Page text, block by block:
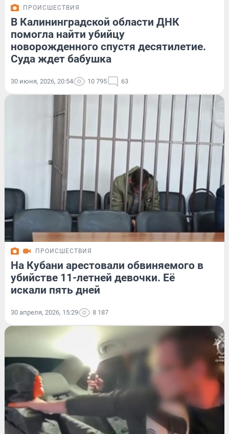
ПРОИСШЕСТВИЯ
В Калининградской области ДНК
помогла найти убийцу
новорожденного спустя десятилетие.
Суда ждет бабушка
30 июня, 2026, 20:54 10 795 63
ПРОИСШЕСТВИЯ
На Кубани арестовали обвиняемого в
убийстве 11-летней девочки. Её
искали пять дней
30 апреля, 2026, 15:29 8 187